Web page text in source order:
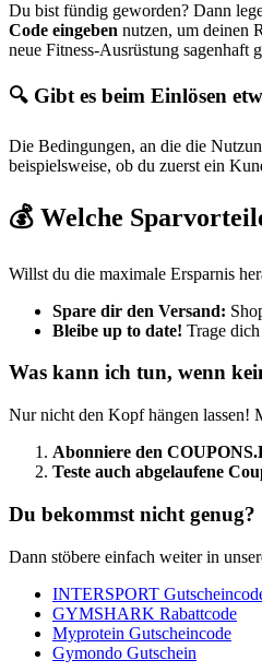
Du bist fündig geworden? Dann
Code eingeben nutzen, um deinen
neue Fitness-Ausrüstung sagenhaft
🔍 Gibt es beim Einlösen
Die Bedingungen, an die die
beispielsweise, ob du zuerst ein
💰 Welche
Willst du die maximale Ersparnis
Spare dir den Versand:
Bleibe up to date! Trage
Was kann ich tun, wenn
Nur nicht den Kopf hängen lassen!
Abonniere den COUPONS
Teste auch abgelaufene
Du bekommst nicht genug?
Dann stöbere einfach weiter in
INTERSPORT
GYMSHARK Rabattcode
Myprotein Gutscheincode
Gymondo Gutschein